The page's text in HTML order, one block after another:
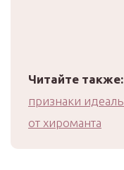
Читайте также:
признаки
от хироманта